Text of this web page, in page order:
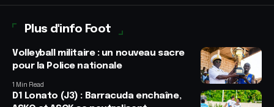
Plus d'info Foot
Volleyball militaire : un nouveau sacre
pour la Police nationale
1 Min Read
D1 Lonato (J3) : Barracuda enchaîne,